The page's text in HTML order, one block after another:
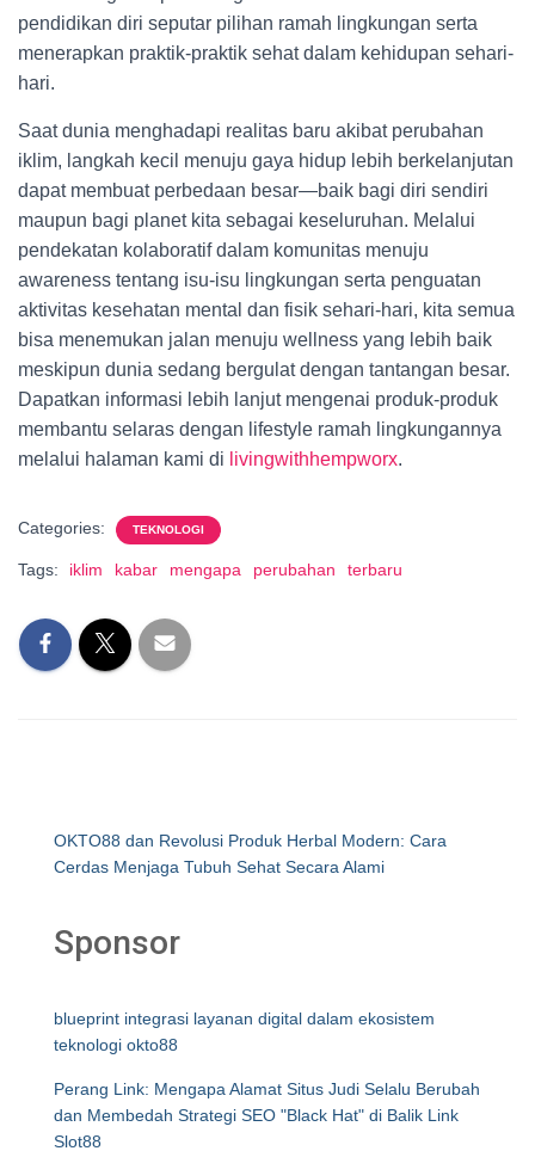
pendidikan diri seputar pilihan ramah lingkungan serta
menerapkan praktik-praktik sehat dalam kehidupan sehari-
hari.
Saat dunia menghadapi realitas baru akibat perubahan
iklim, langkah kecil menuju gaya hidup lebih berkelanjutan
dapat membuat perbedaan besar—baik bagi diri sendiri
maupun bagi planet kita sebagai keseluruhan. Melalui
pendekatan kolaboratif dalam komunitas menuju
awareness tentang isu-isu lingkungan serta penguatan
aktivitas kesehatan mental dan fisik sehari-hari, kita semua
bisa menemukan jalan menuju wellness yang lebih baik
meskipun dunia sedang bergulat dengan tantangan besar.
Dapatkan informasi lebih lanjut mengenai produk-produk
membantu selaras dengan lifestyle ramah lingkungannya
melalui halaman kami di livingwithhempworx.
Categories: TEKNOLOGI
Tags: iklim kabar mengapa perubahan terbaru
OKTO88 dan Revolusi Produk Herbal Modern: Cara
Cerdas Menjaga Tubuh Sehat Secara Alami
Sponsor
blueprint integrasi layanan digital dalam ekosistem
teknologi okto88
Perang Link: Mengapa Alamat Situs Judi Selalu Berubah
dan Membedah Strategi SEO "Black Hat" di Balik Link
Slot88